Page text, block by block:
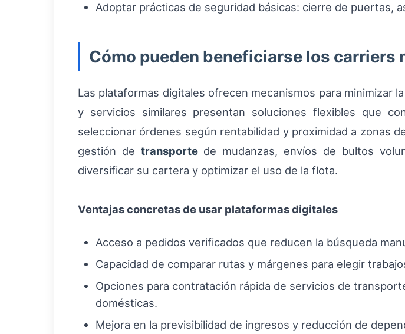
Adoptar prácticas de seguridad básicas: cierre de puertas,
Cómo pueden beneficiarse los
Las plataformas digitales ofrecen mecanismos para minimizar
y servicios similares presentan soluciones flexibles que
seleccionar órdenes según rentabilidad y proximidad a zonas
gestión de transportede mudanzas, envíos de bultos
diversificar su cartera y optimizar el uso de la flota.
Ventajas concretas de usar plataformas digitales
Acceso a pedidos verificados que reducen la búsqueda
Capacidad de comparar rutas y márgenes para elegir
Opciones para contratación rápida de servicios de
domésticas.
Mejora en la previsibilidad de ingresos y reducción de